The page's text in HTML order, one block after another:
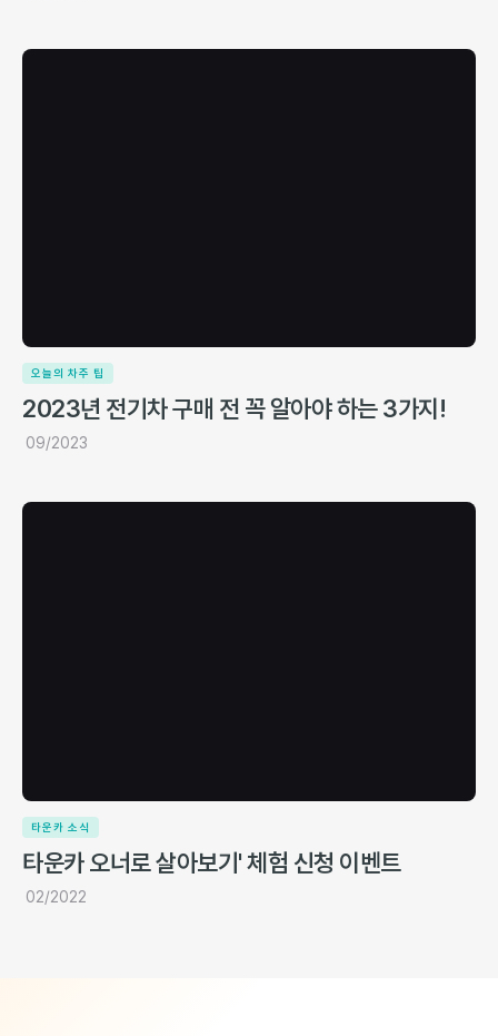
오늘의 차주 팁
2023년 전기차 구매 전 꼭 알아야 하는 3가지!
09/2023
타운카 소식
타운카 오너로 살아보기' 체험 신청 이벤트
02/2022